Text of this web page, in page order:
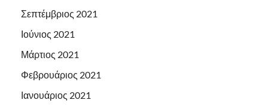
Σεπτέμβριος 2021
Ιούνιος 2021
Μάρτιος 2021
Φεβρουάριος 2021
Ιανουάριος 2021